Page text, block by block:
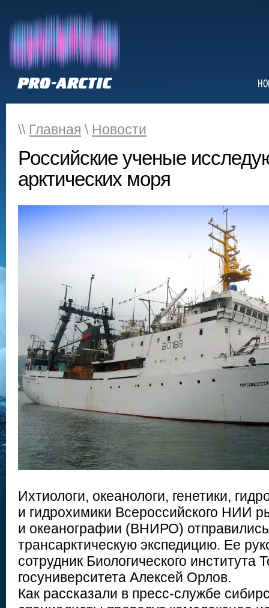
\\ Главная \ Новости
Российские ученые
арктических моря
Ихтиологи, океанологи, генетики,
и гидрохимики Всероссийского НИИ
и океанографии (ВНИРО)
трансарктическую экспедицию. Ее
сотрудник Биологического института
госуниверситета Алексей Орлов.
Как рассказали в пресс-службе